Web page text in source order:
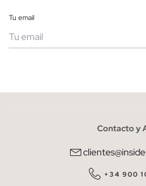
Tu email
He leído y entiendo lapolítica de
QUIERO
Contacto y
+34 900